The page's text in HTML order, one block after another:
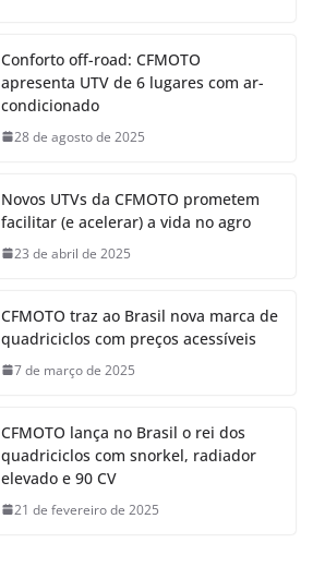
Conforto off-road: CFMOTO
apresenta UTV de 6 lugares com ar-
condicionado
28 de agosto de 2025
Novos UTVs da CFMOTO prometem
facilitar (e acelerar) a vida no agro
23 de abril de 2025
CFMOTO traz ao Brasil nova marca de
quadriciclos com preços acessíveis
7 de março de 2025
CFMOTO lança no Brasil o rei dos
quadriciclos com snorkel, radiador
elevado e 90 CV
21 de fevereiro de 2025